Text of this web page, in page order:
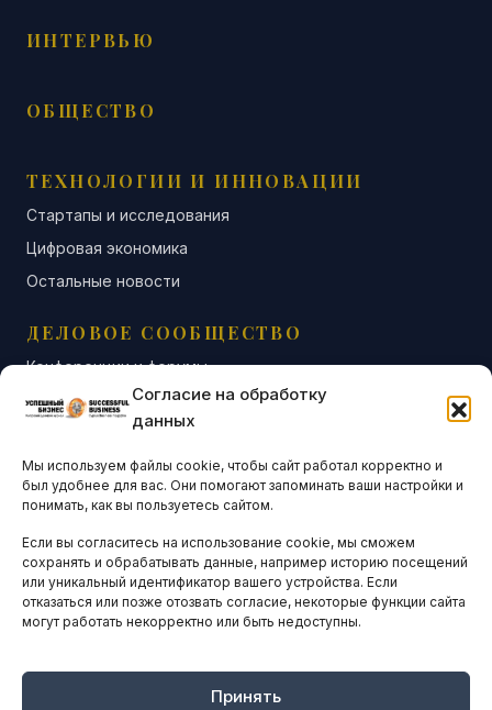
Согласие на обработку
данных
Мы используем файлы cookie, чтобы сайт работал корректно и
был удобнее для вас. Они помогают запоминать ваши настройки и
понимать, как вы пользуетесь сайтом.
Если вы согласитесь на использование cookie, мы сможем
сохранять и обрабатывать данные, например историю посещений
или уникальный идентификатор вашего устройства. Если
отказаться или позже отозвать согласие, некоторые функции сайта
могут работать некорректно или быть недоступны.
Принять
ИНТЕРВЬЮ
ОБЩЕСТВО
ТЕХНОЛОГИИ И ИННОВАЦИИ
Стартапы и исследования
Цифровая экономика
Остальные новости
ДЕЛОВОЕ СООБЩЕСТВО
Конференции и форумы
Бизнес-клубы и ассоциации
Остальные новости
АНАЛИТИКА И СТАТИСТИКА
ARTICLES IN ENGLISH
НАВИГАЦИЯ